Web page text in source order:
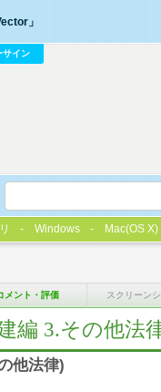
メント・評価 スクリーン
編 3.その他法
他法律)
」
サイン
Windows Mac(OS X)